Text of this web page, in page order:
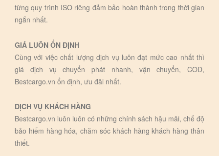
từng quy trình ISO riêng đảm bảo hoàn thành trong thời gian
ngắn nhất.
GIÁ LUÔN ỔN ĐỊNH
Cùng với việc chất lượng dịch vụ luôn đạt mức cao nhất thì
giá dịch vụ chuyển phát nhanh, vận chuyển, COD,
Bestcargo.vn ổn định, ưu đãi nhất.
DỊCH VỤ KHÁCH HÀNG
Bestcargo.vn luôn luôn có những chính sách hậu mãi, chế độ
bảo hiểm hàng hóa, chăm sóc khách hàng khách hàng thân
thiết.